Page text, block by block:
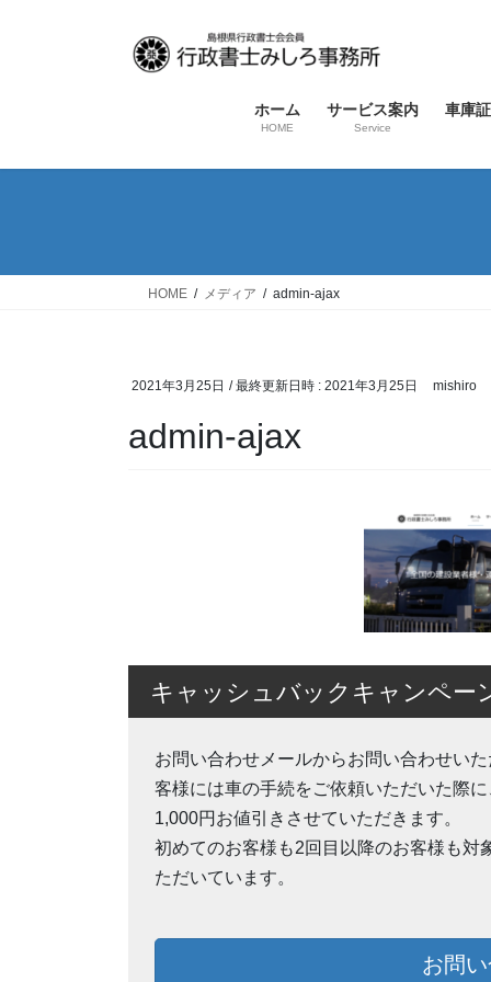
ス
ン
ホーム
HOME
サービス案内
Service
車庫
HOME メディア admin-ajax
2021年3月25日 / 最終更新日時 : 2021年3月25日 mishiro
admin-ajax
キャッシュバックキャンペー
お問い合わせメールからお問い合わせい
客様には車の手続をご依頼いただいた際に
1,000円お値引きさせていただきます。
初めてのお客様も2回目以降のお客様も対
ただいています。
お問